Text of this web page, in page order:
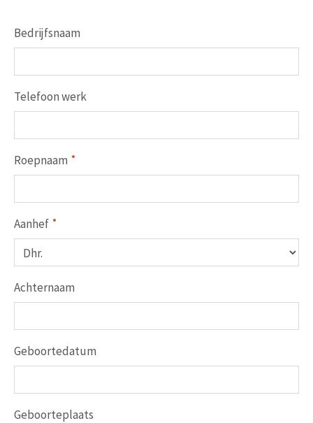
Bedrijfsnaam
Telefoon werk
Roepnaam
Aanhef
Achternaam
Geboortedatum
Geboorteplaats